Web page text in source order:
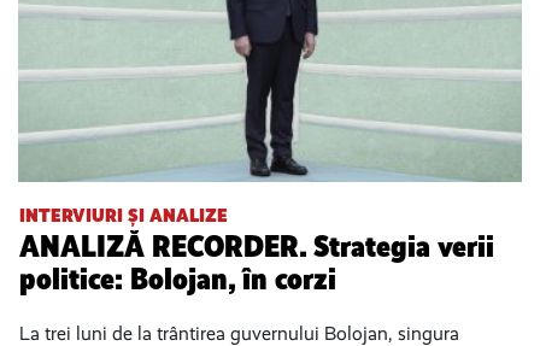
INTERVIURI ȘI ANALIZE
ANALIZĂ RECORDER. Strategia verii
politice: Bolojan, în corzi
La trei luni de la trântirea guvernului Bolojan, singura